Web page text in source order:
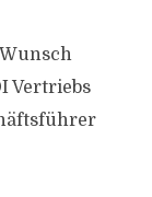
Vertriebs